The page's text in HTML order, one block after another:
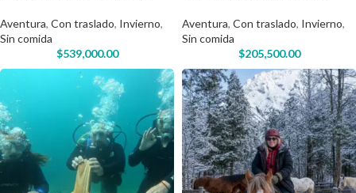
Aventura, Con traslado, Invierno,
Sin comida
$539,000.00
incluido
Aventura, Con traslado, Invierno,
Sin comida
$205,500.00